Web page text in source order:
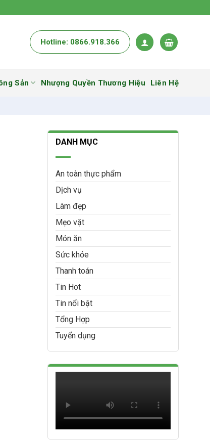
Hotline: 0866.918.366
Sản Nhượng Quyền Thương Hiệu Liên Hệ
DANH MỤC
An toàn thực phẩm
Dịch vụ
Làm đẹp
Mẹo vặt
Món ăn
Sức khỏe
Thanh toán
Tin Hot
Tin nổi bật
Tổng Hợp
Tuyển dụng